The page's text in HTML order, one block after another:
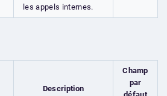
les appels internes.
Description
Champ
par